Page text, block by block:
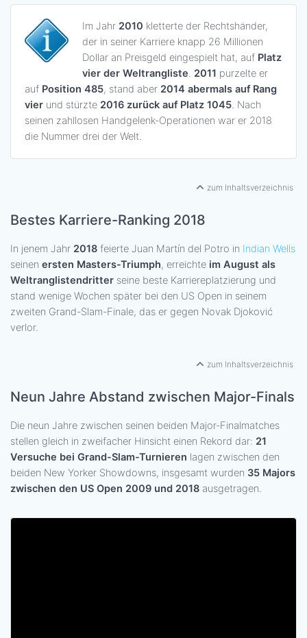
Im Jahr 2010 kletterte der Rechtshänder,
der in seiner Karriere knapp 26 Millionen
Dollar an Preisgeld eingespielt hat, auf Platz
vier der Weltrangliste 2011 purzelte er
auf Position 485, stand aber 2014 abermals auf Rang
vier und stürzte 2016 zurück auf Platz 1045 . Nach
seinen zahllosen Handgelenk-Operationen war er 2018
die Nummer drei der Welt.
zum Inhaltsverzeichnis
Bestes Karriere-Ranking 2018
In jenem Jahr 2018 feierte Juan Martín del Potro in Indian Wells
seinen ersten Masters-Triumph, erreichte im August als
Weltranglistendritter seine beste Karriereplatzierung und
stand wenige Wochen später bei den US Open in seinem
zweiten Grand-Slam-Finale, das er gegen Novak Djoković
verlor.
zum Inhaltsverzeichnis
Neun Jahre Abstand zwischen Major-Finals
Die neun Jahre zwischen seinen beiden Major-Finalmatches
stellen gleich in zweifacher Hinsicht einen Rekord dar: 21
Versuche bei Grand-Slam-Turnieren lagen zwischen den
beiden New Yorker Showdowns, insgesamt wurden 35 Majors
zwischen den US Open 2009 und 2018 ausgetragen.